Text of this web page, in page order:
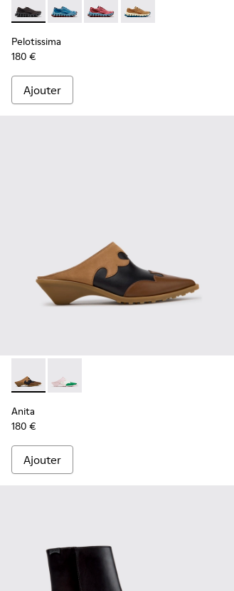
Pelotissima - K201922-006 - Baskets
Pelotissima - K201922-011 -
Pelotissima - K201922-010 -
Pelotissima -
Pelotissima
180 €
Ajouter
Anita - K201957-001 - Chaussures semi-
Anita - K201957-002 - Chaussures
Anita
180 €
Ajouter